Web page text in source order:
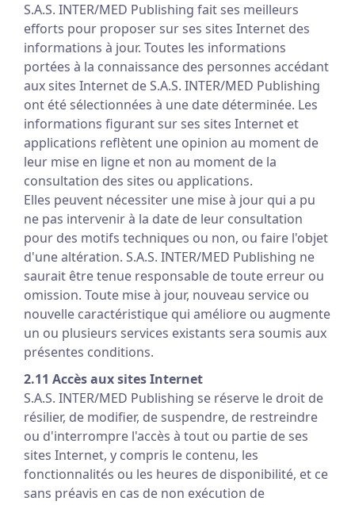
S.A.S. INTER/MED Publishing fait ses meilleurs
efforts pour proposer sur ses sites Internet des
informations à jour. Toutes les informations
portées à la connaissance des personnes accédant
aux sites Internet de S.A.S. INTER/MED Publishing
ont été sélectionnées à une date déterminée. Les
informations figurant sur ses sites Internet et
applications reflètent une opinion au moment de
leur mise en ligne et non au moment de la
consultation des sites ou applications.
Elles peuvent nécessiter une mise à jour qui a pu
ne pas intervenir à la date de leur consultation
pour des motifs techniques ou non, ou faire l'objet
d'une altération. S.A.S. INTER/MED Publishing ne
saurait être tenue responsable de toute erreur ou
omission. Toute mise à jour, nouveau service ou
nouvelle caractéristique qui améliore ou augmente
un ou plusieurs services existants sera soumis aux
présentes conditions.
2.11 Accès aux sites Internet
S.A.S. INTER/MED Publishing se réserve le droit de
résilier, de modifier, de suspendre, de restreindre
ou d'interrompre l'accès à tout ou partie de ses
sites Internet, y compris le contenu, les
fonctionnalités ou les heures de disponibilité, et ce
sans préavis en cas de non exécution de